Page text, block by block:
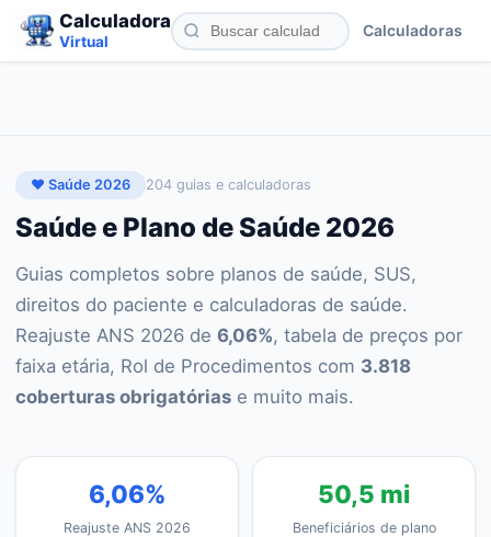
Calculadora
Virtual
Calculadoras
❤️ Saúde 2026 204 guias e calculadoras
Saúde e Plano de Saúde 2026
Guias completos sobre planos de saúde, SUS,
direitos do paciente e calculadoras de saúde.
Reajuste ANS 2026 de 6,06%, tabela de preços por
faixa etária, Rol de Procedimentos com 3.818
coberturas obrigatórias e muito mais.
6,06%
Reajuste ANS 2026
50,5 mi
Beneficiários de plano